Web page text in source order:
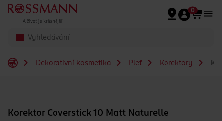
Přeskočit na hlavmní obsah
0
Dekorativní kosmetika Pleť Korektory
Korektor Coverstick 10 Matt Naturelle